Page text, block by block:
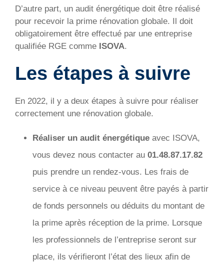
D’autre part, un audit énergétique doit être réalisé
pour recevoir la prime rénovation globale. Il doit
obligatoirement être effectué par une entreprise
qualifiée RGE comme ISOVA.
Les étapes à suivre
En 2022, il y a deux étapes à suivre pour réaliser
correctement une rénovation globale.
Réaliser un audit énergétique avec ISOVA,
vous devez nous contacter au 01.48.87.17.82
puis prendre un rendez-vous. Les frais de
service à ce niveau peuvent être payés à partir
de fonds personnels ou déduits du montant de
la prime après réception de la prime. Lorsque
les professionnels de l’entreprise seront sur
place, ils vérifieront l’état des lieux afin de